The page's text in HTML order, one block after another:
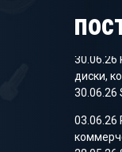
30.06.26
диски,
30.06.26
03.06.26